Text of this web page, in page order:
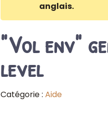
anglais.
"Vol env"
level
Catégorie : Aide